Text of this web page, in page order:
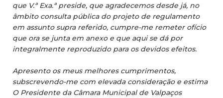
que V.ª Exa.ª preside, que agradecemos desde já, no
âmbito consulta pública do projeto de regulamento
em assunto supra referido, cumpre-me remeter ofício
que ora se junta em anexo e que aqui se dá por
integralmente reproduzido para os devidos efeitos.
Apresento os meus melhores cumprimentos,
subscrevendo-me com elevada consideração e estima
O Presidente da Câmara Municipal de Valpaços